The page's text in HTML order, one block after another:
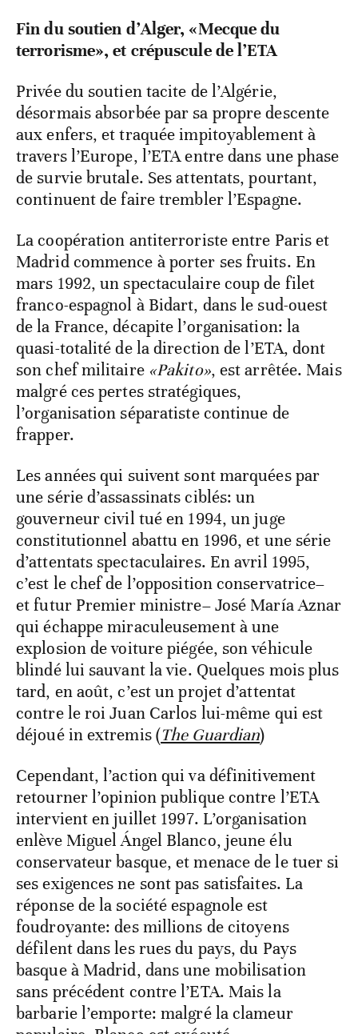
Fin du soutien d’Alger, «Mecque du
terrorisme», et crépuscule de l’ETA
Privée du soutien tacite de l’Algérie,
désormais absorbée par sa propre descente
aux enfers, et traquée impitoyablement à
travers l’Europe, l’ETA entre dans une phase
de survie brutale. Ses attentats, pourtant,
continuent de faire trembler l’Espagne.
La coopération antiterroriste entre Paris et
Madrid commence à porter ses fruits. En
mars 1992, un spectaculaire coup de filet
franco-espagnol à Bidart, dans le sud-ouest
de la France, décapite l’organisation: la
quasi-totalité de la direction de l’ETA, dont
son chef militaire «Pakito», est arrêtée. Mais
malgré ces pertes stratégiques,
l’organisation séparatiste continue de
frapper.
Les années qui suivent sont marquées par
une série d’assassinats ciblés: un
gouverneur civil tué en 1994, un juge
constitutionnel abattu en 1996, et une série
d’attentats spectaculaires. En avril 1995,
c’est le chef de l’opposition conservatrice–
et futur Premier ministre– José María Aznar
qui échappe miraculeusement à une
explosion de voiture piégée, son véhicule
blindé lui sauvant la vie. Quelques mois plus
tard, en août, c’est un projet d’attentat
contre le roi Juan Carlos lui-même qui est
déjoué in extremis (The Guardian)
Cependant, l’action qui va définitivement
retourner l’opinion publique contre l’ETA
intervient en juillet 1997. L’organisation
enlève Miguel Ángel Blanco, jeune élu
conservateur basque, et menace de le tuer si
ses exigences ne sont pas satisfaites. La
réponse de la société espagnole est
foudroyante: des millions de citoyens
défilent dans les rues du pays, du Pays
basque à Madrid, dans une mobilisation
sans précédent contre l’ETA. Mais la
barbarie l’emporte: malgré la clameur